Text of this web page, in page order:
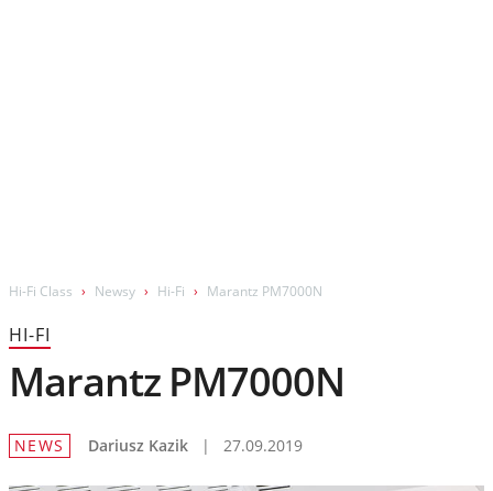
Hi-Fi Class Newsy Hi-Fi Marantz PM7000N
HI-FI
Marantz PM7000N
NEWS Dariusz Kazik | 27.09.2019